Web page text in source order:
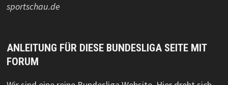
sportschau.de
ANLEITUNG FÜR DIESE BUNDESLIGA SEITE MIT
FORUM